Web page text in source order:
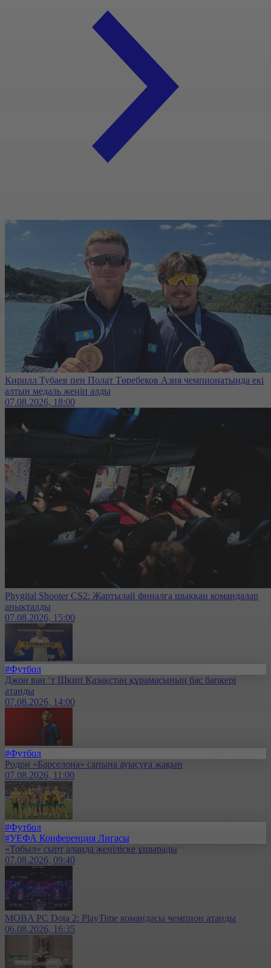
Кирилл Тубаев пен Полат Төребеков Азия чемпионатында екі
алтын медаль жеңіп алды
07.08.2026, 18:00
Phygital Shooter CS2: Жартылай финалға шыққан командалар
анықталды
07.08.2026, 15:00
#Футбол
Джон ван ’т Шкип Қазақстан құрамасының бас бапкері
атанды
07.08.2026, 14:00
#Футбол
Родри «Барселона» сапына ауысуға жақын
07.08.2026, 11:00
#Футбол
#УЕФА Конференция Лигасы
«Тобыл» сырт алаңда жеңіліске ұшырады
07.08.2026, 09:40
MOBA PC Dota 2: PlayTime командасы чемпион атанды
06.08.2026, 16:35